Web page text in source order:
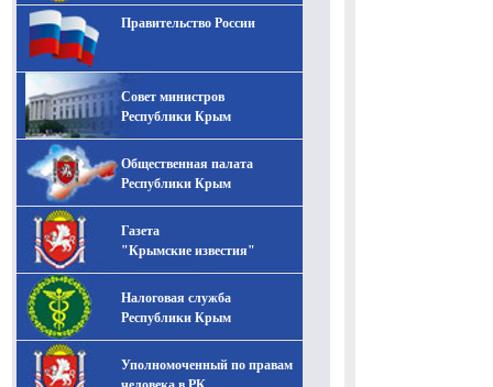
Правительство России
Совет министров
Республики Крым
Общественная палата
Республики Крым
Газета
"Крымские известия"
Налоговая служба
Республики Крым
Уполномоченный по правам